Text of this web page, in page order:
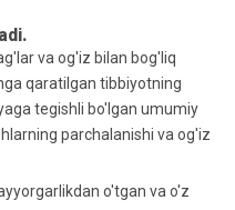
va og'iz bilan bog'liq
qaratilgan tibbiyotning
tegishli bo'lgan umumiy
parchalanishi va og'iz
o'tgan va o'z